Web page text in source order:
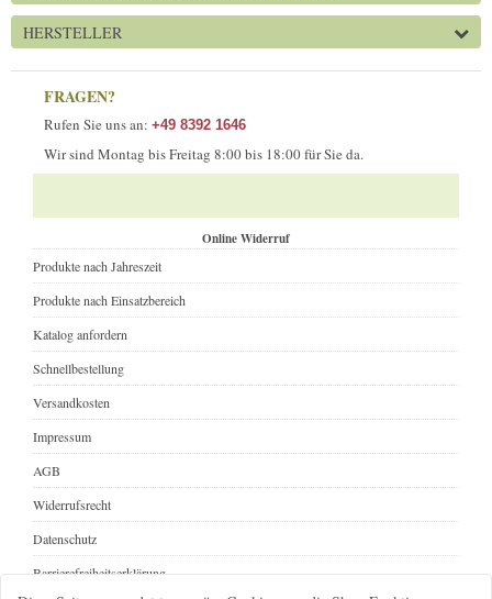
HERSTELLER
FRAGEN?
Rufen Sie uns an: +49 8392 1646
Wir sind Montag bis Freitag 8:00 bis 18:00 für Sie da.
Online Widerruf
Produkte nach Jahreszeit
Produkte nach Einsatzbereich
Katalog anfordern
Schnellbestellung
Versandkosten
Impressum
AGB
Widerrufsrecht
Datenschutz
Barrierefreiheitserklärung